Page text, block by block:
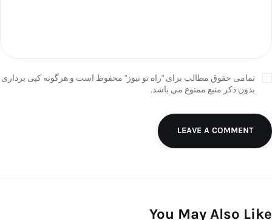
تمامی حقوق مطالب برای "راه نو نیوز" محفوظ است و هرگونه کپی برداری
بدون ذکر منبع ممنوع می باشد.
LEAVE A COMMENT
You May Also Like